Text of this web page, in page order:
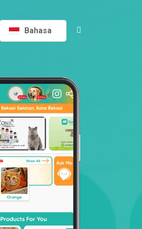
Bahasa